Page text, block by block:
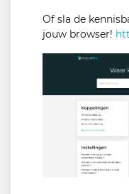
Of sla de
jouw browser!